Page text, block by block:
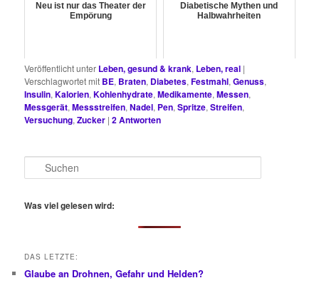
Neu ist nur das Theater der
Empörung
Diabetische Mythen und
Halbwahrheiten
Veröffentlicht unter Leben, gesund & krank, Leben, real |
Verschlagwortet mit BE, Braten, Diabetes,Festmahl,Genuss,
Insulin,Kalorien,Kohlenhydrate,Medikamente,Messen,
Messgerät,Messstreifen,Nadel, Pen,Spritze,Streifen,
Versuchung,Zucker |2Antworten
u
h
Was viel gelesen wird:
DAS LETZTE:
Glaube an Drohnen, Gefahr und Helden?